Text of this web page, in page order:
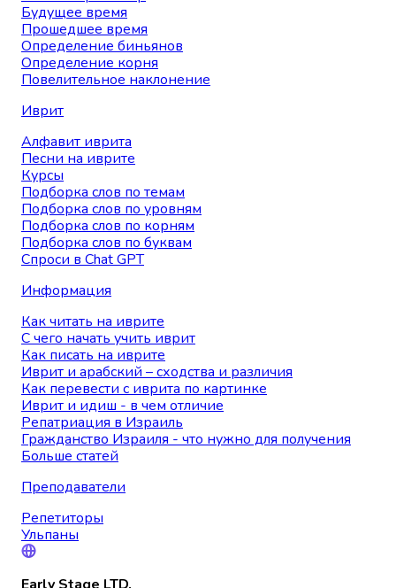
Будущее время
Прошедшее время
Определение биньянов
Определение корня
Повелительное наклонение
Иврит
Алфавит иврита
Песни на иврите
Курсы
Подборка слов по темам
Подборка слов по уровням
Подборка слов по корням
Подборка слов по буквам
Спроси в Chat GPT
Информация
Как читать на иврите
С чего начать учить иврит
Как писать на иврите
Иврит и арабский – сходства и различия
Как перевести с иврита по картинке
Иврит и идиш - в чем отличие
Репатриация в Израиль
Гражданство Израиля - что нужно для получения
Больше статей
Преподаватели
Репетиторы
Ульпаны